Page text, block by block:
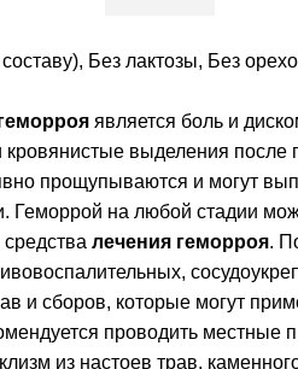
, Без лактозы, Без
является боль и
кровянистые выделения после
прощупываются и могут
Геморрой на любой стадии
лечения геморроя.
и сборов, которые могут
проводить местные
из настоев трав,